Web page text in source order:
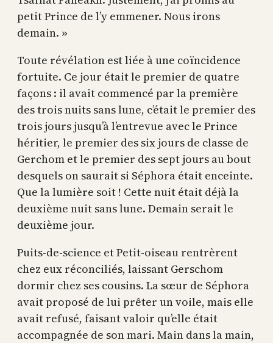
petit Prince de l’y emmener. Nous irons
demain. »
Toute révélation est liée à une coïncidence
fortuite. Ce jour était le premier de quatre
façons : il avait commencé par la première
des trois nuits sans lune, c’était le premier des
trois jours jusqu’à l’entrevue avec le Prince
héritier, le premier des six jours de classe de
Gerchom et le premier des sept jours au bout
desquels on saurait si Séphora était enceinte.
Que la lumière soit ! Cette nuit était déjà la
deuxième nuit sans lune. Demain serait le
deuxième jour.
Puits-de-science et Petit-oiseau rentrèrent
chez eux réconciliés, laissant Gerschom
dormir chez ses cousins. La sœur de Séphora
avait proposé de lui prêter un voile, mais elle
avait refusé, faisant valoir qu’elle était
accompagnée de son mari. Main dans la main,